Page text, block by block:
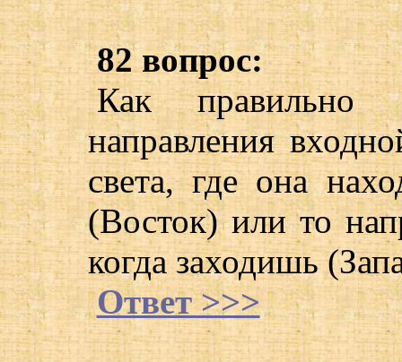
82 вопрос:
Как правильно
направления
света, где она
(Восток) или то
когда заходишь
Ответ >>>